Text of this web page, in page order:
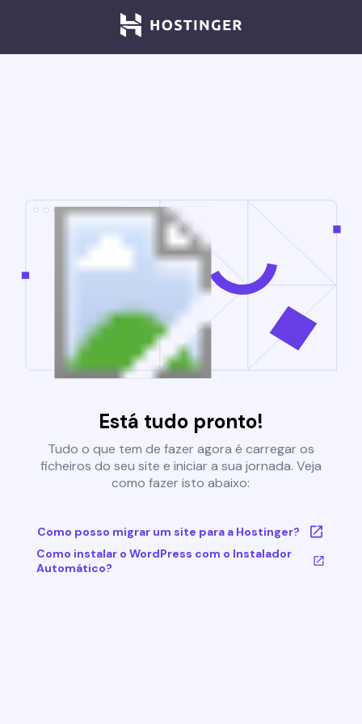
Está tudo pronto!
Tudo o que tem de fazer agora é carregar os
ficheiros do seu site e iniciar a sua jornada. Veja
como fazer isto abaixo:
Como posso migrar um site para a Hostinger?
Como instalar o WordPress com o Instalador
Automático?